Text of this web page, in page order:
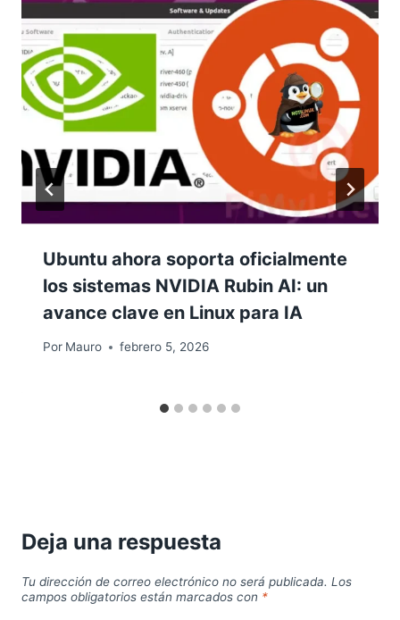
Ubuntu ahora soporta oficialmente
los sistemas NVIDIA Rubin AI: un
avance clave en Linux para IA
Por Mauro febrero 5, 2026
Deja una respuesta
Tu dirección de correo electrónico no será publicada. Los
campos obligatorios están marcados con *